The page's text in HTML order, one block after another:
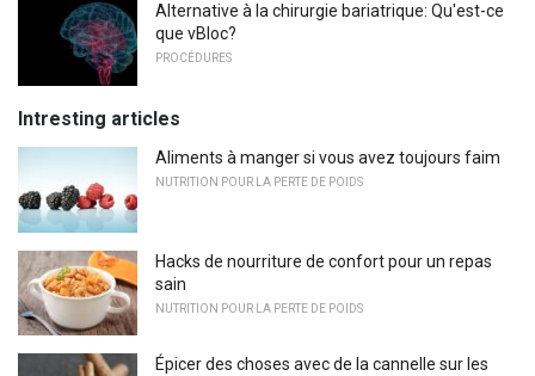
Alternative à la chirurgie bariatrique: Qu'est-ce
que vBloc?
PROCÉDURES
Intresting articles
Aliments à manger si vous avez toujours faim
NUTRITION POUR LA PERTE DE POIDS
Hacks de nourriture de confort pour un repas
sain
NUTRITION POUR LA PERTE DE POIDS
Épicer des choses avec de la cannelle sur les